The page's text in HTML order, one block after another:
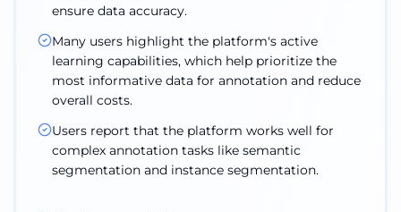
ensure data accuracy.
Many users highlight the platform's active
learning capabilities, which help prioritize the
most informative data for annotation and reduce
overall costs.
Users report that the platform works well for
complex annotation tasks like semantic
segmentation and instance segmentation.